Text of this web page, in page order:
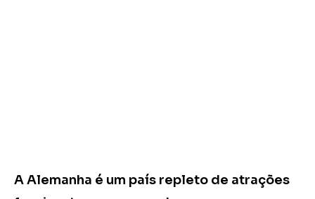
A Alemanha é um país repleto de atrações